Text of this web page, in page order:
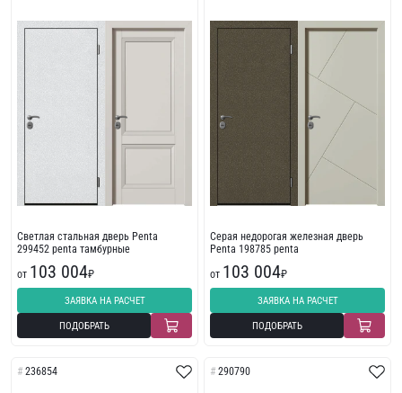
Светлая стальная дверь Penta
299452 penta тамбурные
от 103 004₽
ЗАЯВКА НА РАСЧЕТ
ПОДОБРАТЬ
Серая недорогая железная дверь
Penta 198785 penta
от 103 004₽
ЗАЯВКА НА РАСЧЕТ
ПОДОБРАТЬ
236854 290790